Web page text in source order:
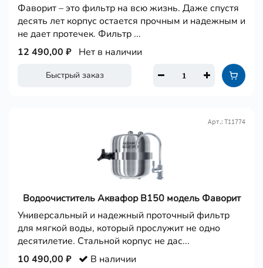
Фаворит – это фильтр на всю жизнь. Даже спустя
десять лет корпус остается прочным и надежным и
не дает протечек. Фильтр ...
Быстрый заказ
12 490,00 ₽ Нет в наличии
Водоочиститель Аквафор В150 модель Фаворит
Арт.: Т11774
Универсальный и надежный проточный фильтр
для мягкой воды, который прослужит не одно
десятилетие. Стальной корпус не дас...
10 490,00 ₽ В наличии